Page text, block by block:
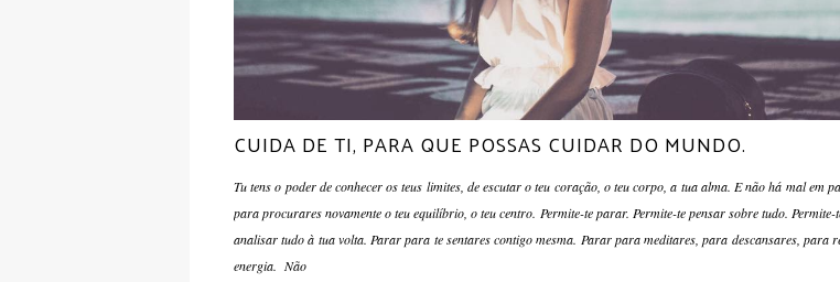
CUIDA DE TI, PARA QUE POSSAS CUIDAR DO MUNDO.
Tu tens o poder de conhecer os teus limites, de escutar o teu coração, o teu corpo, a tua alma. E não há mal em
para procurares novamente o teu equilíbrio, o teu centro. Permite-te parar. Permite-te pensar sobre tudo. Permite-
analisar tudo à tua volta. Parar para te sentares contigo mesma. Parar para meditares, para descansares, para
energia. Não